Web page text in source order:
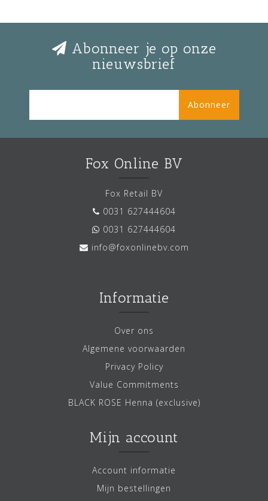
Abonneer je op onze
nieuwsbrief
Abonneer
Fox Online BV
Fox Retail BV
0031 627444604
0031 627444604
info@foxonlinebv.com
Informatie
Over ons
Algemene voorwaarden
Privacy Policy
Value Commitments
BLACK ROSE Henna (exclusive)
Mijn account
Account informatie
Mijn bestellingen